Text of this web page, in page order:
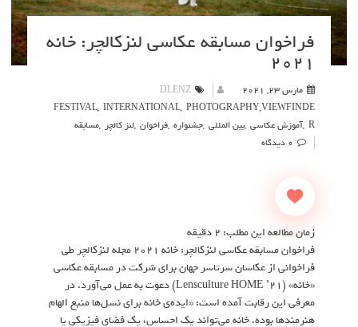
فراخوان مسابقه عکاسی لنزکالچر: خانه
۲۰۲۱
مارس 23, 2021
DLENZ
FESTIVAL, INTERNATIONAL, PHOTOGRAPHY,VIEWFINDE
R
,آموزش عکاسی ,بین المللی ,جشنواره ,فراخوان ,لنز کالچر ,مسابقه
0 دیدگاه
زمان مطالعه این مطلب: 2دقیقه
فراخوان مسابقه عکاسی لنزکالچر: خانه ۲۰۲۱ مجله لنزکالچر طی
فراخوانی از عکاسان سرتاسر جهان برای شرکت در مسابقه عکاسی
«خانه» (Lensculture HOME ’۲۱) دعوت به عمل می‌آورد. در
معرفی این رقابت آمده است: «ایده‌ی خانه برای نسل‌ها منبع الهام
هنرمندها بوده. خانه می‌تواند یک احساس، یک فضای فیزیکی یا